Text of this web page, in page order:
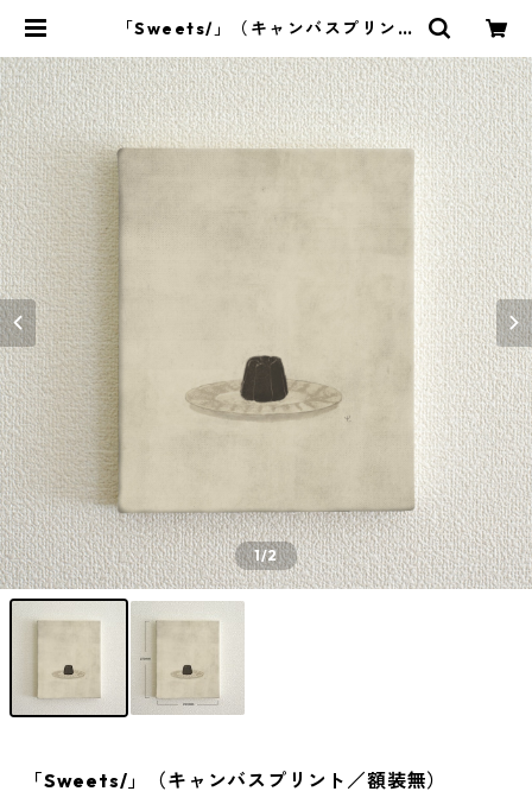
「Sweets/」（キャンバスプリント
hop
1/2
「Sweets/」（キャンバスプリント／額装無）